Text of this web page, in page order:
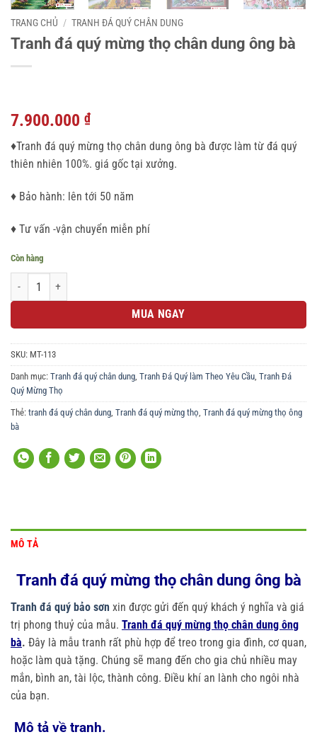
TRANG CHỦ / TRANH ĐÁ QUÝ CHÂN DUNG
Tranh đá quý mừng thọ chân dung ông bà
Giá
gốc
là:
9.800.000 ₫.
7.900.000 ₫Giá
hiện
tại
là:
7.900.000 ₫.
♦Tranh đá quý mừng thọ chân dung ông bà được làm từ đá quý
thiên nhiên 100%. giá gốc tại xưởng.
♦ Bảo hành: lên tới 50 năm
♦ Tư vấn -vận chuyển miễn phí
Còn hàng
Tranh đá quý mừng thọ chân dung ông bà số lượng
MUA NGAY
SKU: MT-113
Danh mục: Tranh đá quý chân dung, Tranh Đá Quý làm Theo Yêu Cầu, Tranh Đá
Quý Mừng Thọ
Thẻ: tranh đá quý chân dung, Tranh đá quý mừng thọ, Tranh đá quý mừng thọ ông
bà
MÔ TẢ
Tranh đá quý mừng thọ chân dung ông bà
Tranh đá quý bảo sơn xin được gửi đến quý khách ý nghĩa và giá
trị phong thuỷ của mẫu. Tranh đá quý mừng thọ chân dung ông
bà. Đây là mẫu tranh rất phù hợp để treo trong gia đình, cơ quan,
hoặc làm quà tặng. Chúng sẽ mang đến cho gia chủ nhiều may
mắn, bình an, tài lộc, thành công. Điều khí an lành cho ngôi nhà
của bạn.
Mô tả về tranh.